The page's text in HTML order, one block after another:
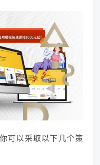
可以采取以下几个策